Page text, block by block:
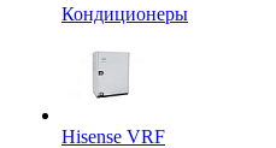
Кондиционеры
Hisense VRF